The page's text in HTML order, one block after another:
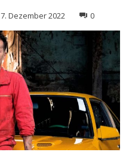
7. Dezember 2022 0